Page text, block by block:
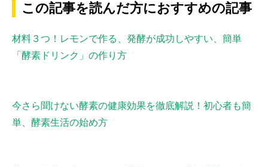
この記事を読んだ方におすすめの記事
材料３つ！レモンで作る、発酵が成功しやすい、簡単
「酵素ドリンク」の作り方
今さら聞けない酵素の健康効果を徹底解説！初心者も簡
単、酵素生活の始め方